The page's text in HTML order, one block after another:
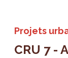
Projets
CRU 7 -